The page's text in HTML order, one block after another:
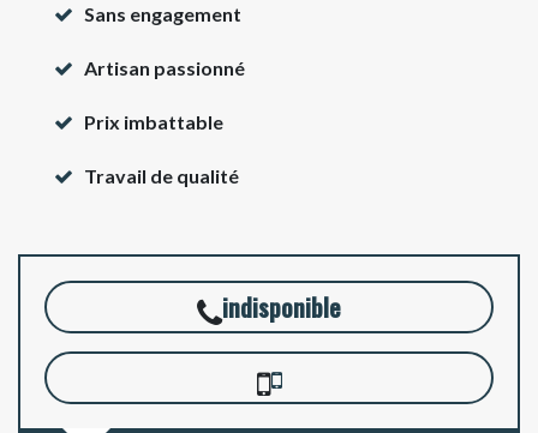
Sans engagement
Artisan passionné
Prix imbattable
Travail de qualité
indisponible